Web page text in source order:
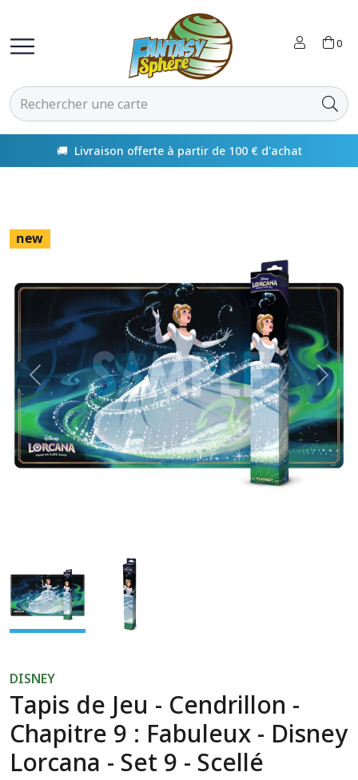
0
🚚 Livraison offerte à partir de 100 € d'achat
new
Previous Next
Tapis de Jeu - Cendrillon -
Chapitre 9 : Fabuleux - Disney
Lorcana - Set 9 - Scellé
DISNEY